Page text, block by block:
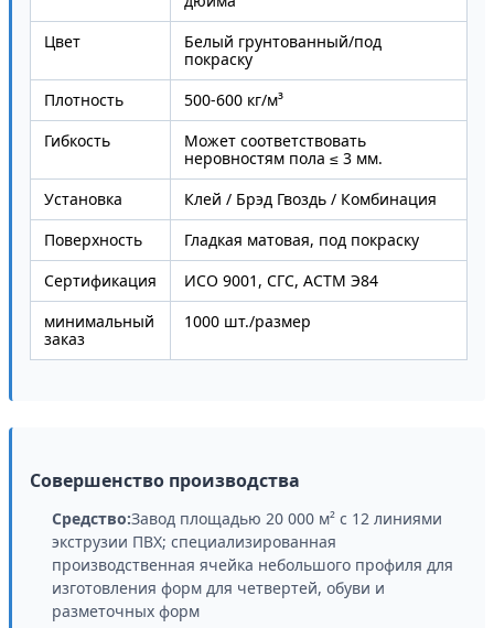
Цвет
Белый грунтованный/под
покраску
Плотность
500-600 кг/м³
Гибкость
Может соответствовать
неровностям пола ≤ 3 мм.
Установка
Клей / Брэд Гвоздь / Комбинация
Поверхность
Гладкая матовая, под покраску
Сертификация
ИСО 9001, СГС, АСТМ Э84
минимальный
заказ
1000 шт./размер
Совершенство производства
Средство:Завод площадью 20 000 м² с 12 линиями
экструзии ПВХ; специализированная
производственная ячейка небольшого профиля для
изготовления форм для четвертей, обуви и
разметочных форм